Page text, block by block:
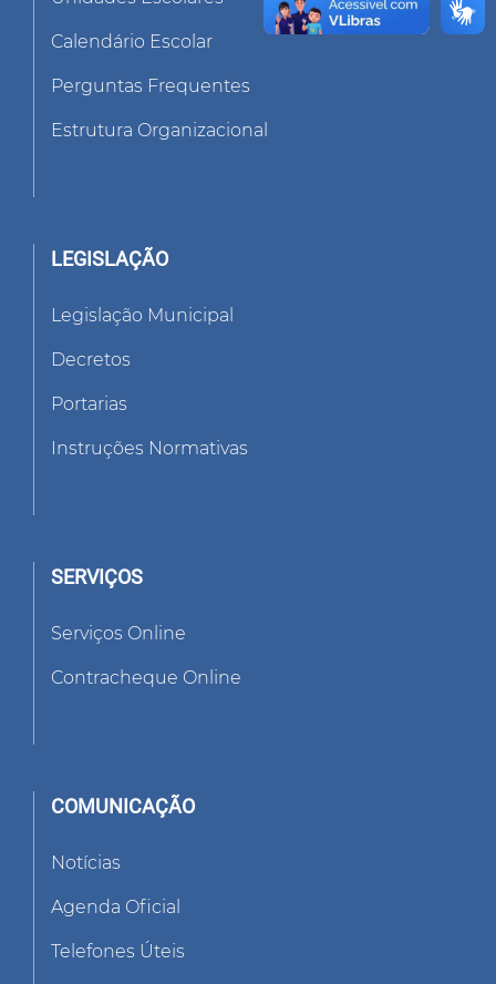
Calendário Escolar
Perguntas Frequentes
Estrutura Organizacional
LEGISLAÇÃO
Legislação Municipal
Decretos
Portarias
Instruções Normativas
SERVIÇOS
Serviços Online
Contracheque Online
COMUNICAÇÃO
Notícias
Agenda Oficial
Telefones Úteis